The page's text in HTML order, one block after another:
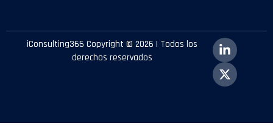
iConsulting365 Copyright © 2026 | Todos los
derechos reservados